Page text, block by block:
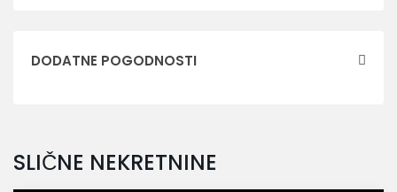
DODATNE POGODNOSTI
SLIČNE NEKRETNINE